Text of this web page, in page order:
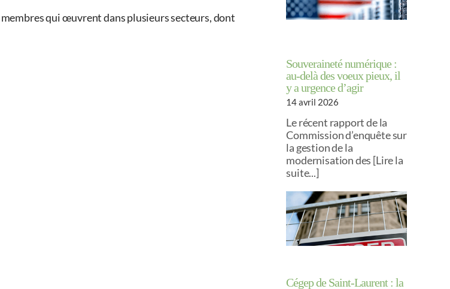
qui œuvrent dans plusieurs secteurs, dont
Souveraineté numérique :
au-delà des voeux pieux, il
y a urgence d’agir
14 avril 2026
Le récent rapport de la
Commission d’enquête sur
la gestion de la
modernisation des [Lire la
suite...]
Cégep de Saint-Laurent : la